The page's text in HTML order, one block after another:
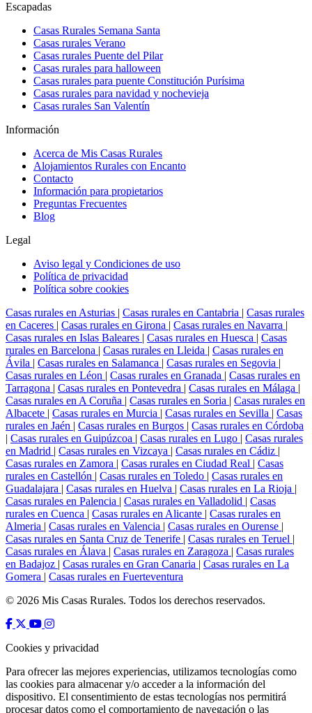
Escapadas
Casas Rurales Semana Santa
Casas rurales Verano
Casas rurales Puente del Pilar
Casas rurales para halloween
Casas rurales para puente Constitución Purísima
Casas rurales para navidad y nochevieja
Casas rurales San Valentín
Información
Acerca de Mis Casas Rurales
Alojamientos Rurales con Encanto
Contacto
Información para propietarios
Preguntas Frecuentes
Blog
Legal
Aviso legal y Condiciones de uso
Política de privacidad
Política sobre cookies
Casas rurales en Asturias | Casas rurales en Cantabria | Casas rurales
en Caceres | Casas rurales en Girona | Casas rurales en Navarra |
Casas rurales en Islas Baleares | Casas rurales en Huesca | Casas
rurales en Barcelona | Casas rurales en Lleida | Casas rurales en
Ávila | Casas rurales en Salamanca | Casas rurales en Segovia |
Casas rurales en Léon | Casas rurales en Granada | Casas rurales en
Tarragona | Casas rurales en Pontevedra | Casas rurales en Málaga |
Casas rurales en A Coruña | Casas rurales en Soria | Casas rurales en
Albacete | Casas rurales en Murcia | Casas rurales en Sevilla | Casas
rurales en Jaén | Casas rurales en Burgos | Casas rurales en Córdoba
| Casas rurales en Guipúzcoa | Casas rurales en Lugo | Casas rurales
en Madrid | Casas rurales en Vizcaya | Casas rurales en Cádiz |
Casas rurales en Zamora | Casas rurales en Ciudad Real | Casas
rurales en Castellón | Casas rurales en Toledo | Casas rurales en
Guadalajara | Casas rurales en Huelva | Casas rurales en La Rioja |
Casas rurales en Palencia | Casas rurales en Valladolid | Casas
rurales en Cuenca | Casas rurales en Alicante | Casas rurales en
Almeria | Casas rurales en Valencia | Casas rurales en Ourense |
Casas rurales en Santa Cruz de Tenerife | Casas rurales en Teruel |
Casas rurales en Álava | Casas rurales en Zaragoza | Casas rurales
en Badajoz | Casas rurales en Gran Canaria | Casas rurales en La
Gomera | Casas rurales en Fuerteventura
© 2026 Mis Casas Rurales. Todos los derechos reservados.
Cookies y privacidad
Para ofrecer las mejores experiencias, utilizamos tecnologías como
las cookies para almacenar y/o acceder a la información del
dispositivo. El consentimiento de estas tecnologías nos permitirá
procesar datos como el comportamiento de navegación o las